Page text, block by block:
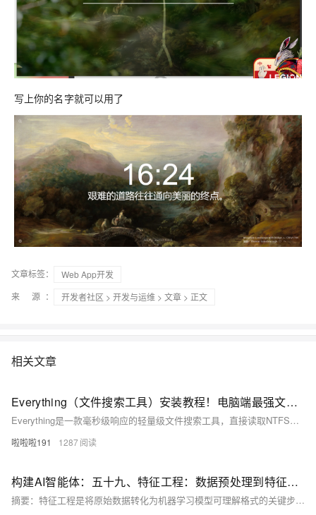
写上你的名字就可以用了
文章标签：
Web App开发
来 源：
开发者社区 > 开发与运维 > 文章 > 正文
相关文章
Everything（文件搜索工具）安装教程！电脑端最强文件搜索神器
Everything是一款毫秒级响应的轻量级文件搜索工具，直接读取NTFS文件系统MFT，无需建库索引，安装包仅1.7MB，资源占用极低。输入关键词即可瞬间定位电脑中的文件与文件夹，支持快速筛选与浏览，大幅提升文件查找效率。
啦啦啦191 1287
构建AI智能体：五十九、特征工程：数据预处理到特征创造的系统性方法
摘要：特征工程是将原始数据转化为机器学习模型可理解格式的关键步骤，类比于食材烹饪过程。其核心包括数据清洗（处理缺失值、异常值）、特征转换（标准化、分箱）、特征创造和特征选择。通过员工离职预测案例，展示了如何通过单变量分析（满意度、工作时长分布）、多变量分析（满意度与绩效关系）和业务分析（部门薪资组合）构建有效特征。特征工程能提升模型性能（如使用简单模型获得好效果）、增强可解释性（明确风险因素）并减少数据需求。